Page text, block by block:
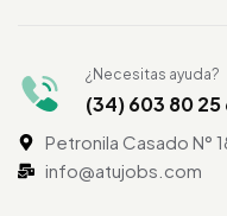
¿Necesitas ayuda?
(34) 603 80 25
Petronila Casado N°
info@atujobs.com